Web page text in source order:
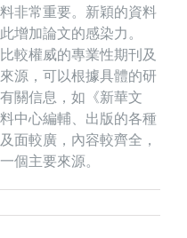
非常重要。新穎的資料
增加論文的感染力。
較權威的專業性期刊及
源，可以根據具體的研
關信息，如《新華文
中心編輔、出版的各種
面較廣，內容較齊全，
個主要來源。